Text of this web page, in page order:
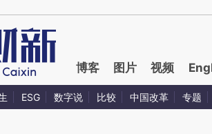
博客 图片 视频
ESG 数字说 比较 中国改革 专题